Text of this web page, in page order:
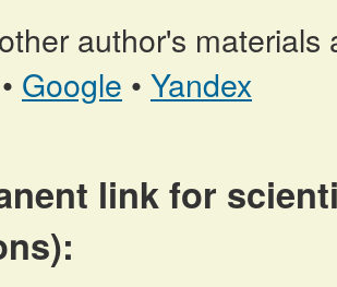
author's materials
• Google • Yandex
link for